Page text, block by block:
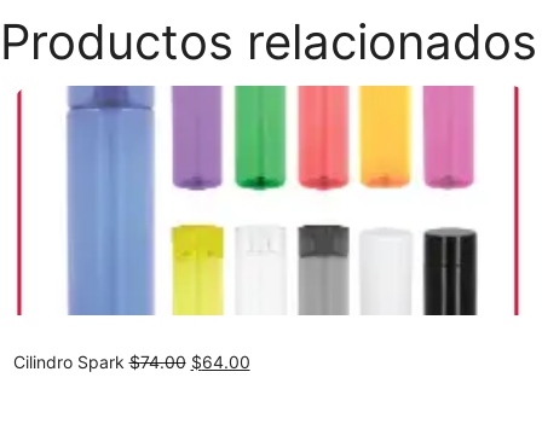
Productos relacionados
Cilindro Spark$74.00 Original
$64.00Current